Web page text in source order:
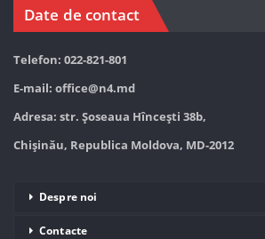
Date de contact
Telefon: 022-821-801
E-mail: office@n4.md
Adresa: str. Șoseaua Hînceşti 38b,
Chișinău, Republica Moldova, MD-2012
Despre noi
Contacte